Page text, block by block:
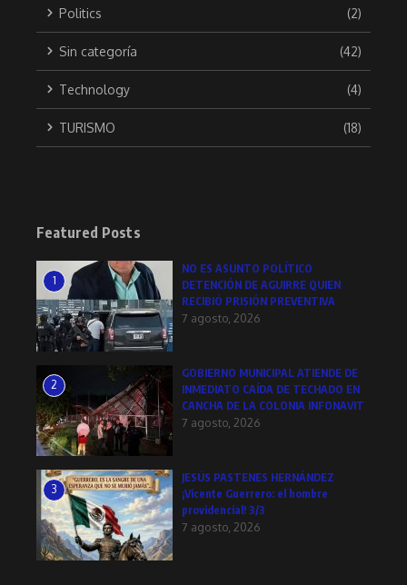
Politics (2)
Sin categoría (42)
Technology (4)
TURISMO (18)
Featured Posts
1
NO ES ASUNTO POLÍTICO
DETENCIÓN DE AGUIRRE QUIEN
RECIBIÓ PRISIÓN PREVENTIVA
7 agosto, 2026
2
GOBIERNO MUNICIPAL ATIENDE DE
INMEDIATO CAÍDA DE TECHADO EN
CANCHA DE LA COLONIA INFONAVIT
7 agosto, 2026
3
JESÚS PASTENES HERNÁNDEZ
¡Vicente Guerrero: el hombre
providencial! 3/3
7 agosto, 2026